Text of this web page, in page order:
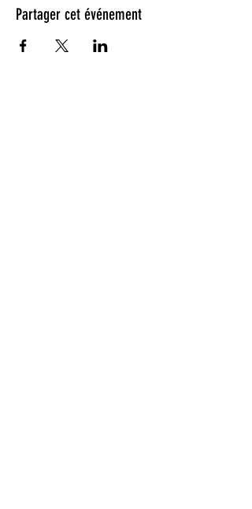
Partager cet événement